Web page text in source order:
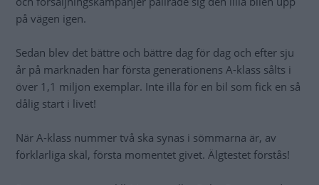
på vägen igen.
Sedan blev det bättre och bättre dag för dag och efter sju
år på marknaden har första generationens A-klass sålts i
över 1,1 miljon exemplar. Inte illa för en bil som fick en så
dålig start i livet!
När A-klass nummer två ska synas i sömmarna är, av
förklarliga skäl, första momentet givet. Älgtestet förstås!